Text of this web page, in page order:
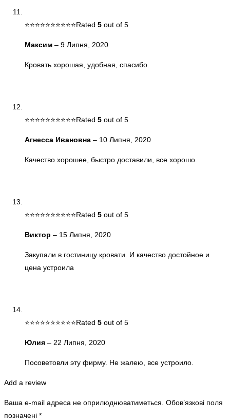
Rated 5 out of 5
Максим – 9 Липня, 2020
Кровать хорошая, удобная, спасибо.
Rated 5 out of 5
Агнесса Ивановна – 10 Липня, 2020
Качество хорошее, быстро доставили, все хорошо.
Rated 5 out of 5
Виктор – 15 Липня, 2020
Закупали в гостиницу кровати. И качество достойное и
цена устроила
Rated 5 out of 5
Юлия – 22 Липня, 2020
Посоветовли эту фирму. Не жалею, все устроило.
Add a review
Ваша e-mail адреса не оприлюднюватиметься. Обов’язкові поля
позначені *